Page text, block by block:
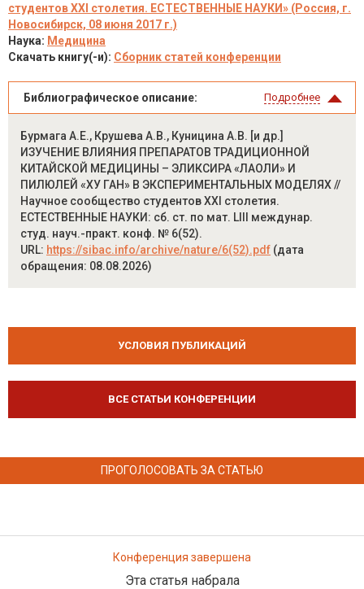
студентов XXI столетия. ЕСТЕСТВЕННЫЕ НАУКИ» (Россия, г.
Новосибирск, 08 июня 2017 г.)
Наука: Медицина
Скачать книгу(-и): Сборник статей конференции
Библиографическое описание: Подробнее
Бурмага А.Е., Крушева А.В., Куницина А.В. [и др.]
ИЗУЧЕНИЕ ВЛИЯНИЯ ПРЕПАРАТОВ ТРАДИЦИОННОЙ
КИТАЙСКОЙ МЕДИЦИНЫ – ЭЛИКСИРА «ЛАОЛИ» И
ПИЛЮЛЕЙ «ХУ ГАН» В ЭКСПЕРИМЕНТАЛЬНЫХ МОДЕЛЯХ //
Научное сообщество студентов XXI столетия.
ЕСТЕСТВЕННЫЕ НАУКИ: сб. ст. по мат. LIII междунар.
студ. науч.-практ. конф. № 6(52).
URL: https://sibac.info/archive/nature/6(52).pdf (дата
обращения: 08.08.2026)
УСЛОВИЯ ПУБЛИКАЦИЙ
ВСЕ СТАТЬИ КОНФЕРЕНЦИИ
ПРОГОЛОСОВАТЬ ЗА СТАТЬЮ
Конференция завершена
Эта статья набрала